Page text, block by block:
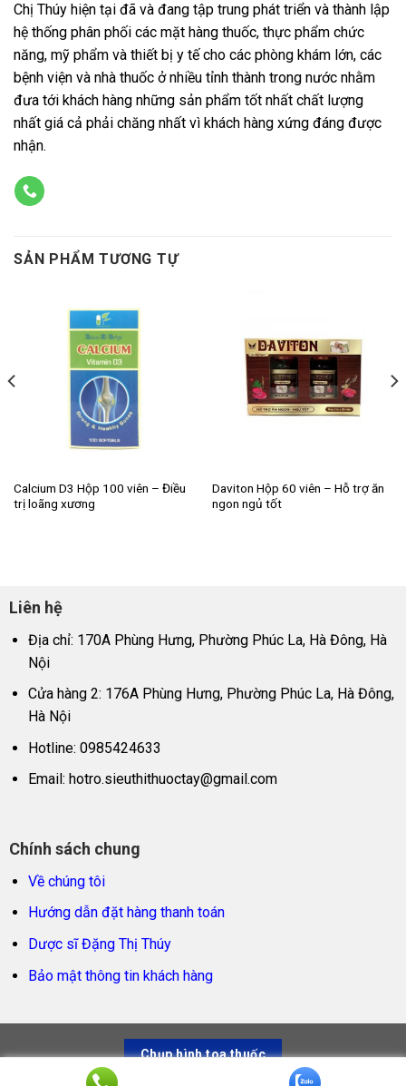
Chị Thúy hiện tại đã và đang tập trung phát triển và thành lập
hệ thống phân phối các mặt hàng thuốc, thực phẩm chức
năng, mỹ phẩm và thiết bị y tế cho các phòng khám lớn, các
bệnh viện và nhà thuốc ở nhiều tỉnh thành trong nước nhằm
đưa tới khách hàng những sản phẩm tốt nhất chất lượng
nhất giá cả phải chăng nhất vì khách hàng xứng đáng được
nhận.
SẢN PHẨM TƯƠNG TỰ
Calcium D3 Hộp 100 viên – Điều
trị loãng xương
Daviton Hộp 60 viên – Hỗ trợ ăn
ngon ngủ tốt
Liên hệ
Địa chỉ: 170A Phùng Hưng, Phường Phúc La, Hà Đông, Hà
Nội
Cửa hàng 2: 176A Phùng Hưng, Phường Phúc La, Hà Đông,
Hà Nội
Hotline: 0985424633
Email: hotro.sieuthithuoctay@gmail.com
Chính sách chung
Về chúng tôi
Hướng dẫn đặt hàng thanh toán
Dược sĩ Đặng Thị Thúy
Bảo mật thông tin khách hàng
Chụp hình toa thuốc